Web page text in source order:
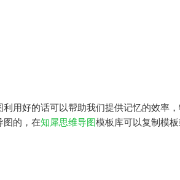
用好的话可以帮助我们提供记忆的效率
图的，在知犀思维导图模板库可以复制模板